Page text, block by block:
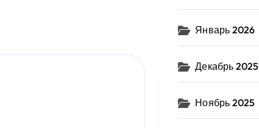
Январь 2026
Декабрь 2025
Ноябрь 2025